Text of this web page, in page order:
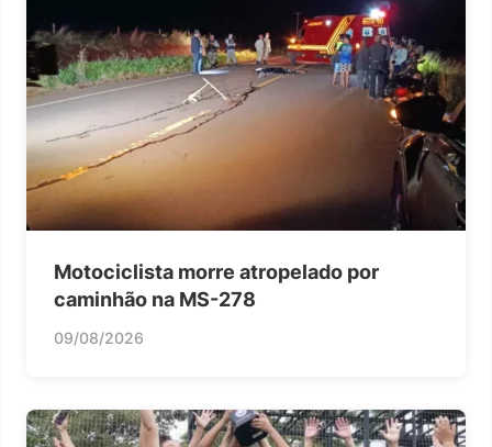
Motociclista morre atropelado por
caminhão na MS-278
09/08/2026